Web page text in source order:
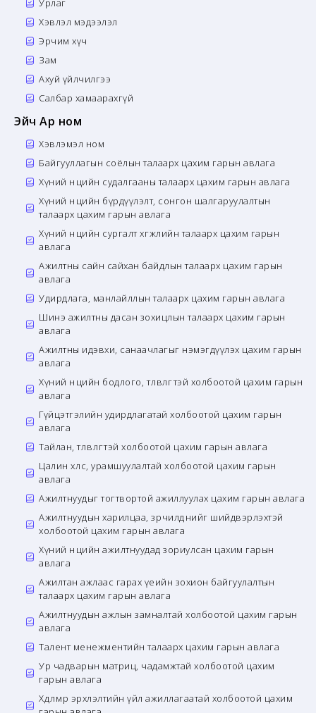
Урлаг
Хэвлэл мэдээлэл
Эрчим хүч
Зам
Ахуй үйлчилгээ
Салбар хамаарахгүй
Эйч Ар ном
Хэвлэмэл ном
Байгууллагын соёлын талаарх цахим гарын авлага
Хүний нөөцийн судалгааны талаарх цахим гарын авлага
Хүний нөөцийн бүрдүүлэлт, сонгон шалгаруулалтын
талаарх цахим гарын авлага
Хүний нөөцийн сургалт хөгжлийн талаарх цахим гарын
авлага
Ажилтны сайн сайхан байдлын талаарх цахим гарын
авлага
Удирдлага, манлайллын талаарх цахим гарын авлага
Шинэ ажилтны дасан зохицлын талаарх цахим гарын
авлага
Ажилтны идэвхи, санаачлагыг нэмэгдүүлэх цахим гарын
авлага
Хүний нөөцийн бодлого, төлөвлөгөөтэй холбоотой цахим гарын
авлага
Гүйцэтгэлийн удирдлагатай холбоотой цахим гарын
авлага
Тайлан, төлөвлөгөөтэй холбоотой цахим гарын авлага
Цалин хөлс, урамшуулалтай холбоотой цахим гарын
авлага
Ажилтнуудыг тогтвортой ажиллуулах цахим гарын авлага
Ажилтнуудын харилцаа, зөрчилдөөнийг шийдвэрлэхтэй
холбоотой цахим гарын авлага
Хүний нөөцийн ажилтнуудад зориулсан цахим гарын
авлага
Ажилтан ажлаас гарах үеийн зохион байгуулалтын
талаарх цахим гарын авлага
Ажилтнуудын ажлын замналтай холбоотой цахим гарын
авлага
Талент менежментийн талаарх цахим гарын авлага
Ур чадварын матриц, чадамжтай холбоотой цахим
гарын авлага
Хөдөлмөр эрхлэлтийн үйл ажиллагаатай холбоотой цахим